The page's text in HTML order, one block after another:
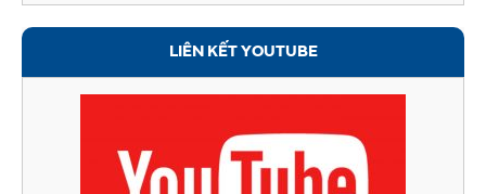
LIÊN KẾT YOUTUBE